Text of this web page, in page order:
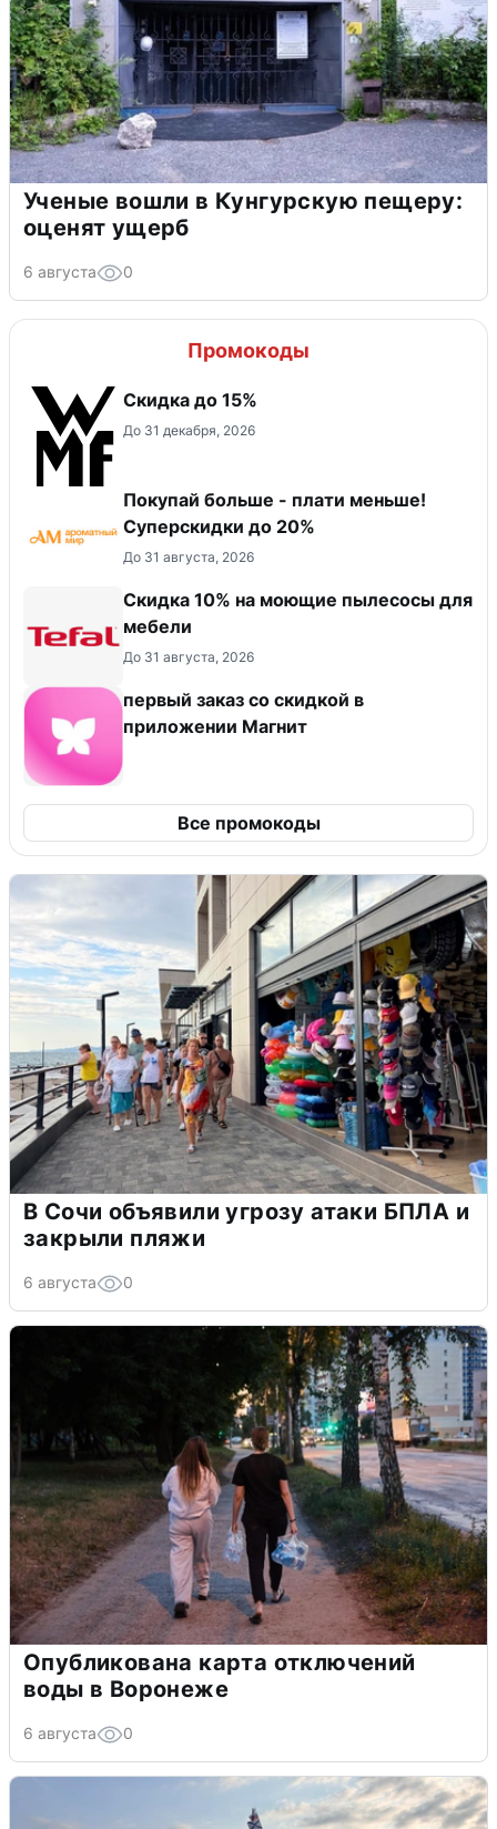
Ученые вошли в Кунгурскую пещеру:
оценят ущерб
6 августа 0
Промокоды
Скидка до 15%
До 31 декабря, 2026
Покупай больше - плати меньше!
Суперскидки до 20%
До 31 августа, 2026
Скидка 10% на моющие пылесосы для
мебели
До 31 августа, 2026
первый заказ со скидкой в
приложении Магнит
Все промокоды
В Сочи объявили угрозу атаки БПЛА и
закрыли пляжи
6 августа 0
Опубликована карта отключений
воды в Воронеже
6 августа 0